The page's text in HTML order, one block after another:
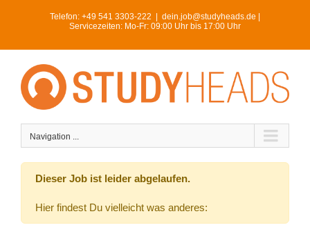
Telefon: +49 541 3303-222
dein.job@studyheads.de |
Servicezeiten: Mo-Fr: 09:00 Uhr bis 17:00 Uhr
Navigation ...
Dieser Job ist leider abgelaufen.
Hier findest Du vielleicht was anderes: